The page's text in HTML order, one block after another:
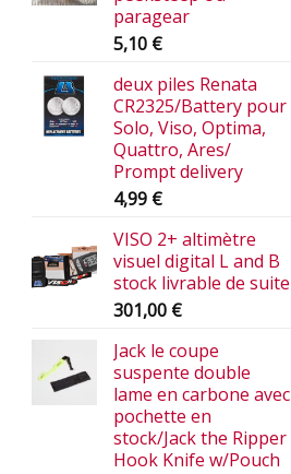
paragear
5,10 €
deux piles Renata
CR2325/Battery pour
Solo, Viso, Optima,
Quattro, Ares/
Prompt delivery
4,99 €
VISO 2+ altimètre
visuel digital L and B
stock livrable de suite
301,00 €
Jack le coupe
suspente double
lame en carbone avec
pochette en
stock/Jack the Ripper
Hook Knife w/Pouch